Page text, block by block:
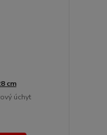
cm
úchyt